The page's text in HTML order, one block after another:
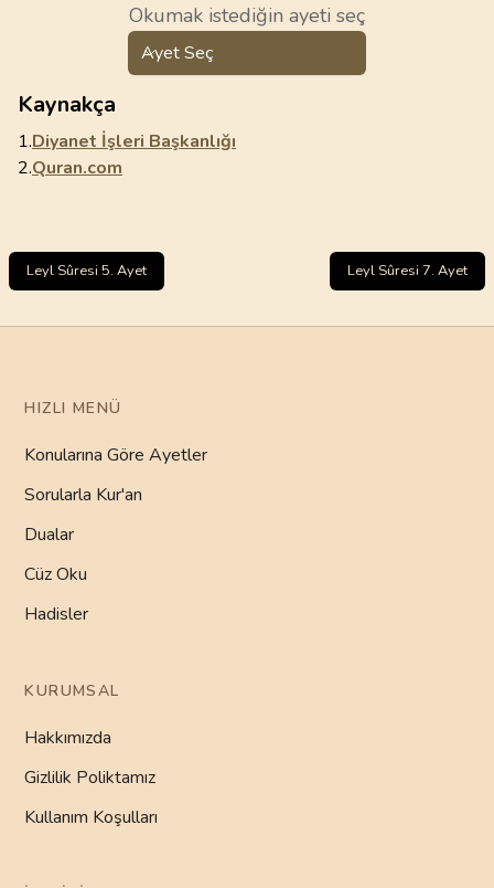
Okumak istediğin ayeti seç
Ayet Seç
Kaynakça
1.Diyanet İşleri Başkanlığı
2.Quran.com
Leyl Sûresi 5. Ayet Leyl Sûresi 7. Ayet
HIZLI MENÜ
Konularına Göre Ayetler
Sorularla Kur'an
Dualar
Cüz Oku
Hadisler
KURUMSAL
Hakkımızda
Gizlilik Poliktamız
Kullanım Koşulları